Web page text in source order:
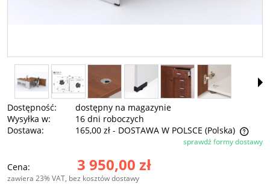
Dostępność:
dostępny na magazynie
Wysyłka w:
16 dni roboczych
Dostawa:
165,00 zł - DOSTAWA W POLSCE (Polska)
Cena nie zawiera ewentualnych kosztów płatnościsprawdź formy dostawy
Cena: 3 950,00 zł
zawiera 23% VAT, bez kosztów dostawy